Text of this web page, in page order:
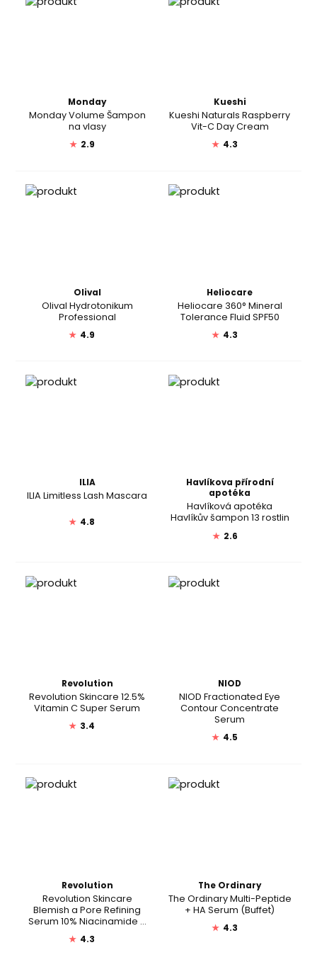
Monday
Monday Volume Šampon
na vlasy
★ 2.9
Kueshi
Kueshi Naturals Raspberry
Vit-C Day Cream
★ 4.3
Olival
Olival Hydrotonikum
Professional
★ 4.9
Heliocare
Heliocare 360° Mineral
Tolerance Fluid SPF50
★ 4.3
ILIA
ILIA Limitless Lash Mascara
★ 4.8
Havlíkova přírodní
apotéka
Havlíková apotéka
Havlíkův šampon 13 rostlin
★ 2.6
Revolution
Revolution Skincare 12.5%
Vitamin C Super Serum
★ 3.4
NIOD
NIOD Fractionated Eye
Contour Concentrate
Serum
★ 4.5
Revolution
Revolution Skincare
Blemish a Pore Refining
Serum 10% Niacinamide +
★ 4.3
The Ordinary
The Ordinary Multi-Peptide
+ HA Serum (Buffet)
★ 4.3